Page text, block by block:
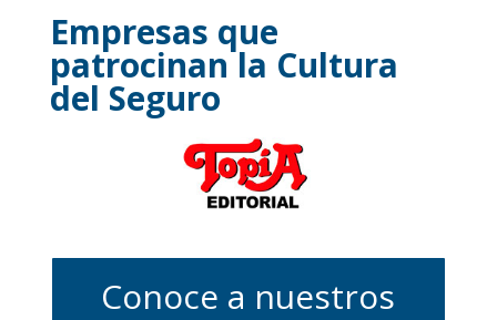
Empresas que
patrocinan la Cultura
del Seguro
Conoce a nuestros